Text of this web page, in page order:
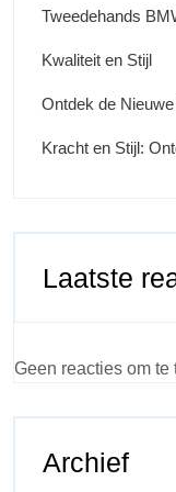
Tweedehands
Kwaliteit en Stijl
Ontdek de
Kracht en Stijl:
Laatste
Geen reacties om te
Archief